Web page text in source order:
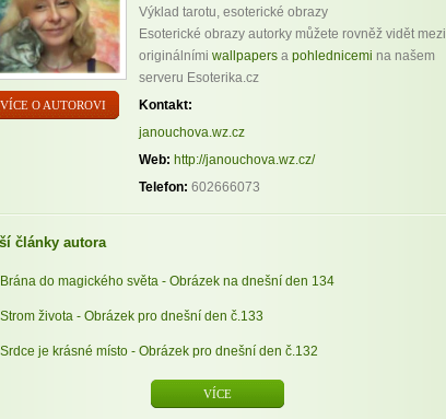
VÍCE O AUTOROVI
Výklad tarotu, esoterické obrazy
Esoterické obrazy autorky můžete rovněž vidět mezi
originálními wallpapers a pohlednicemi na našem
serveru Esoterika.cz
Kontakt:
janouchova.wz.cz
Web: http://janouchova.wz.cz/
Telefon: 602666073
články autora
Brána do magického světa - Obrázek na dnešní den 134
Strom života - Obrázek pro dnešní den č.133
Srdce je krásné místo - Obrázek pro dnešní den č.132
VÍCE